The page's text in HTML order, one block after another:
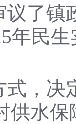
议了镇
年民
式，决
供水